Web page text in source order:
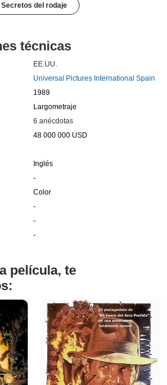
Secretos del rodaje
técnicas
EE.UU.
Universal Pictures International Spain
1989
Largometraje
6 anécdotas
48 000 000 USD
Inglés
-
Color
-
-
-
película, te